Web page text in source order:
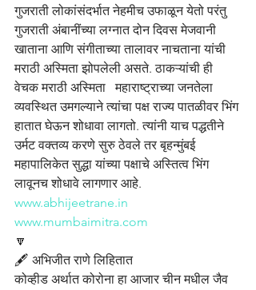
गुजराती लोकांसंदर्भात नेहमीच उफाळून येतो परंतु
गुजराती अंबानींच्या लग्नात दोन दिवस मेजवानी
खाताना आणि संगीताच्या तालावर नाचताना यांची
मराठी अस्मिता झोपलेली असते. ठाकऱ्यांची ही
वेचक मराठी अस्मिता   महाराष्ट्राच्या जनतेला
व्यवस्थित उमगल्याने त्यांचा पक्ष राज्य पातळीवर भिंग
हातात घेऊन शोधावा लागतो. त्यांनी याच पद्धतीने
उर्मट वक्तव्य करणे सुरु ठेवले तर बृहन्मुंबई
महापालिकेत सुद्धा यांच्या पक्षाचे अस्तित्व भिंग
लावूनच शोधावे लागणार आहे.
www.abhijeetrane.in
www.mumbaimitra.com
🔽
🖋️ अभिजीत राणे लिहितात
कोव्हीड अर्थात कोरोना हा आजार चीन मधील जैव